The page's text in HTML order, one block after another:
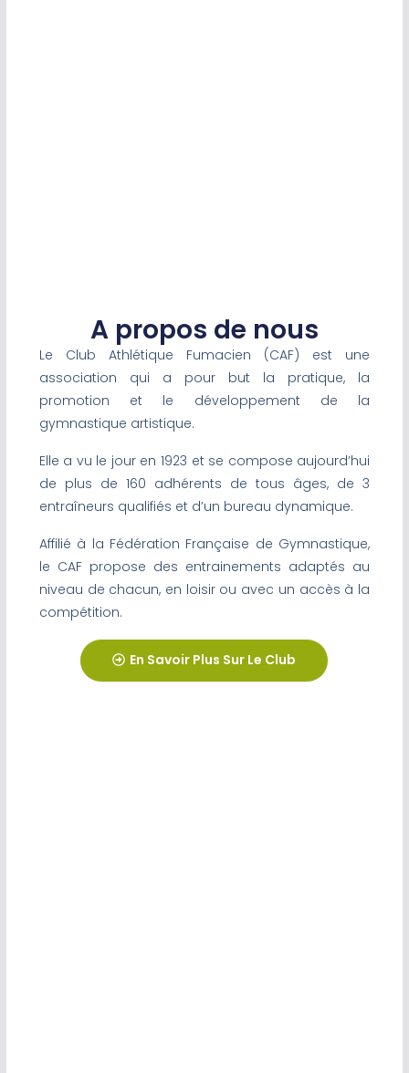
A propos de nous
Le Club Athlétique Fumacien (CAF) est une
association qui a pour but la pratique, la
promotion et le développement de la
gymnastique artistique.
Elle a vu le jour en 1923 et se compose aujourd’hui
de plus de 160 adhérents de tous âges, de 3
entraîneurs qualifiés et d’un bureau dynamique.
Affilié à la Fédération Française de Gymnastique,
le CAF propose des entrainements adaptés au
niveau de chacun, en loisir ou avec un accès à la
compétition.
En Savoir Plus Sur Le Club